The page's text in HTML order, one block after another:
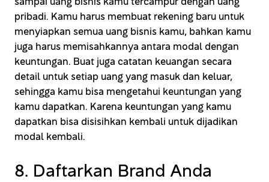
pribadi. Kamu harus membuat rekening baru untuk
menyiapkan semua uang bisnis kamu, bahkan kamu
juga harus memisahkannya antara modal dengan
keuntungan. Buat juga catatan keuangan secara
detail untuk setiap uang yang masuk dan keluar,
sehingga kamu bisa mengetahui keuntungan yang
kamu dapatkan. Karena keuntungan yang kamu
dapatkan bisa disisihkan kembali untuk dijadikan
modal kembali.
8. Daftarkan Brand Anda